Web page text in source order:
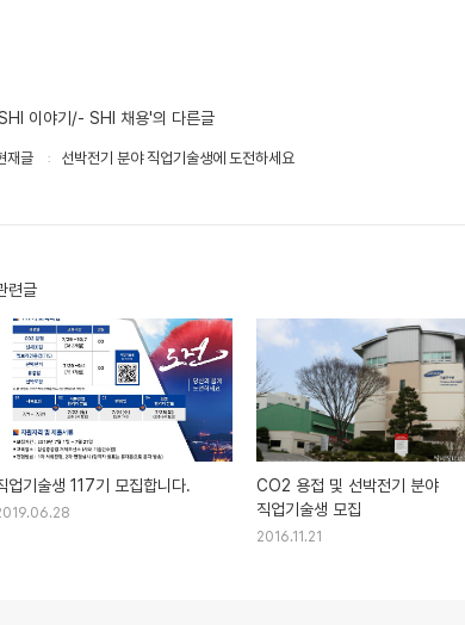
이야기/- SHI 채용'의 다른글
재글 선박전기 분야 직업기술생에 도전하세요
련글
업기술생 117기 모집합니다.
CO2 용접 및 선박전기 분야
직업기술생 모집
2016.11.21